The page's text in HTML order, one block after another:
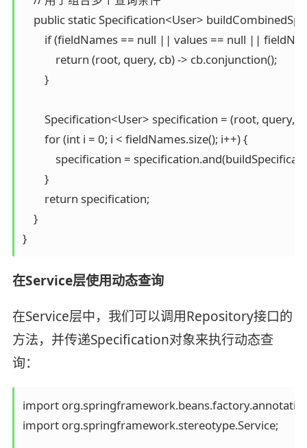
public static Specification<User>
if (fieldNames == null || values == null ||
            return (root, query, cb) -> cb.conjunction();
        }
Specification<User> specification = (root, query,
        for (int i = 0; i < fieldNames.size(); i++) {
specification =
        }
        return specification;
    }
}
在Service层使用动态查询
在Service层中，我们可以调用Repository接口的
方法，并传递Specification对象来执行动态查
询：
import
import org.springframework.stereotype.Service;